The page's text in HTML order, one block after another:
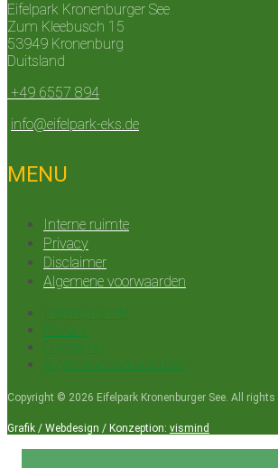
Eifelpark Kronenburger See
Zum Kleebusch 15
53949 Kronenburg
Duitsland
+49 6557 894
info@eifelpark-eks.de
MENU
Interne ruimte
Privacy
Disclaimer
Algemene voorwaarden
Interne ruimte
Privacy
Disclaimer
Algemene voorwaarden
Copyright © 2026 Eifelpark Kronenburger See. All rights
Grafik / Webdesign / Konzeption: vismind